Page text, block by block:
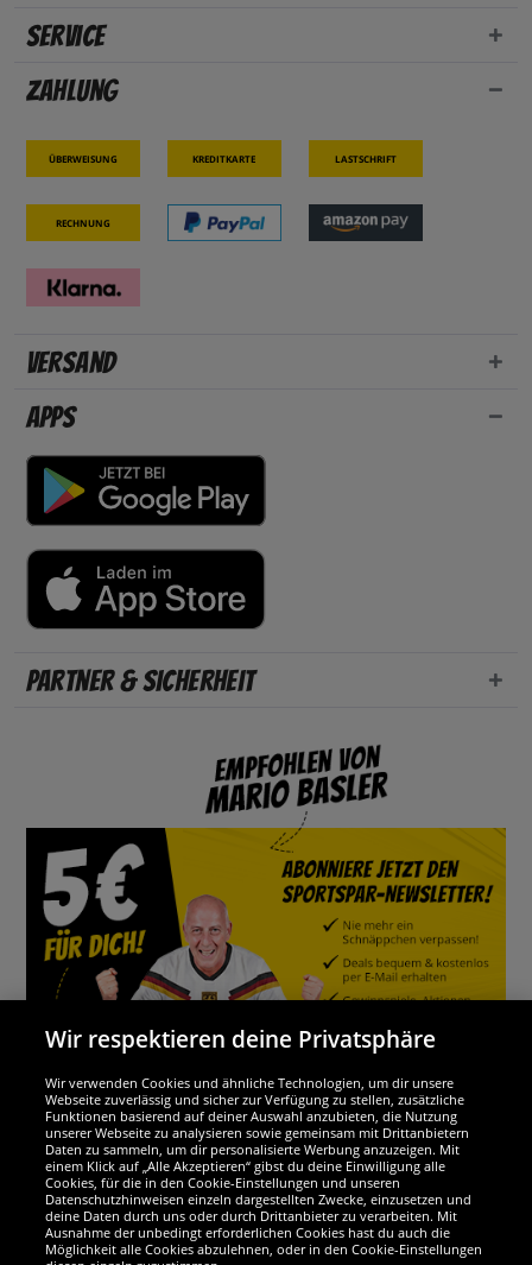
Service
Zahlung
Überweisung Kreditkarte Lastschrift
Rechnung
Versand
Apps
Partner & Sicherheit
Wir sind ausgezeichnet
Wir respektieren deine Privatsphäre
Wir verwenden Cookies und ähnliche Technologien, um dir unsere
Webseite zuverlässig und sicher zur Verfügung zu stellen, zusätzliche
Funktionen basierend auf deiner Auswahl anzubieten, die Nutzung
unserer Webseite zu analysieren sowie gemeinsam mit Drittanbietern
Daten zu sammeln, um dir personalisierte Werbung anzuzeigen. Mit
einem Klick auf „Alle Akzeptieren“ gibst du deine Einwilligung alle
Cookies, für die in den Cookie-Einstellungen und unseren
Datenschutzhinweisen einzeln dargestellten Zwecke, einzusetzen und
deine Daten durch uns oder durch Drittanbieter zu verarbeiten. Mit
Ausnahme der unbedingt erforderlichen Cookies hast du auch die
Möglichkeit alle Cookies abzulehnen, oder in den Cookie-Einstellungen